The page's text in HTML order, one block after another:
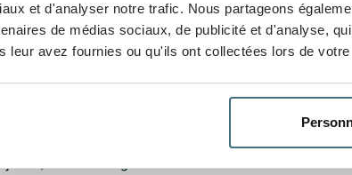
et d'analyser notre trafic. Nous partageons
de médias sociaux, de publicité et d'analyse,
leur avez fournies ou qu'ils ont collectées lors de
en Quaryl, un matériau innovant qui combine
haute qualité. En pratique, vous le remarquez
au toucher, ce qui vous permet de vous refroidir
longtemps à température. Le matériau est en
de sorte que la baignoire conserve son aspect
Le Quaryl est réputé pour sa stabilité
joints, sans bords gênants. La surface lisse et dense